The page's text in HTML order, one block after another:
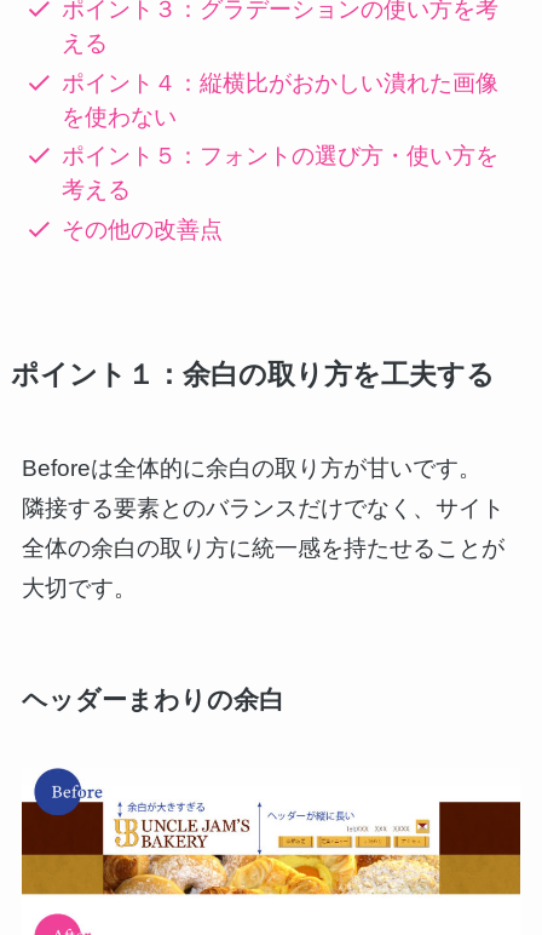
ポイント３：グラデーションの使い方を考
える
ポイント４：縦横比がおかしい潰れた画像
を使わない
ポイント５：フォントの選び方・使い方を
考える
その他の改善点
ポイント１：余白の取り方を工夫する
Beforeは全体的に余白の取り方が甘いです。
隣接する要素とのバランスだけでなく、サイト
全体の余白の取り方に統一感を持たせることが
大切です。
ヘッダーまわりの余白